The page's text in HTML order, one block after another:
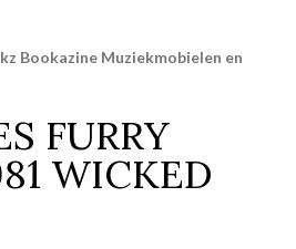
Bookazine Muziekmobielen en
FURRY
WICKED